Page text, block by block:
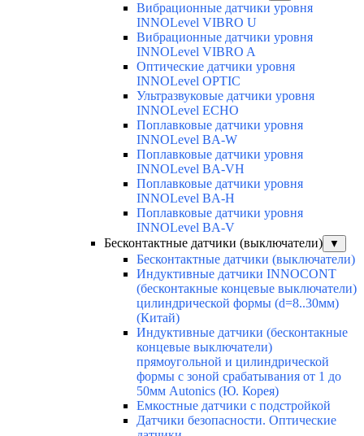
Вибрационные датчики уровня
INNOLevel VIBRO U
Вибрационные датчики уровня
INNOLevel VIBRO A
Оптические датчики уровня
INNOLevel OPTIC
Ультразвуковые датчики уровня
INNOLevel ECHO
Поплавковые датчики уровня
INNOLevel BA-W
Поплавковые датчики уровня
INNOLevel BA-VH
Поплавковые датчики уровня
INNOLevel BA-H
Поплавковые датчики уровня
INNOLevel BA-V
Бесконтактные датчики (выключатели)
▼
Бесконтактные датчики (выключатели)
Индуктивные датчики INNOCONT
(бесконтакные концевые выключатели)
цилиндрической формы (d=8..30мм)
(Китай)
Индуктивные датчики (бесконтакные
концевые выключатели)
прямоугольной и цилиндрической
формы с зоной срабатывания от 1 до
50мм Autonics (Ю. Корея)
Емкостные датчики с подстройкой
Датчики безопасности. Оптические